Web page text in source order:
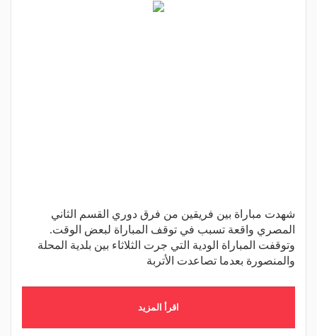
شهدت مباراة بين فريقين من فرق دوري القسم الثاني
المصري واقعة تسبب في توقف المباراة لبعض الوقت.
وتوقفت المباراة الودية التي جرت الثلاثاء بين بلدية المحلة
والمنصورة بعدما تصاعدت الأتربة
اقرأ المزيد